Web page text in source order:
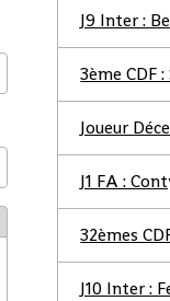
J9 Inter :
3ème CDF
Joueur
J1 FA :
32èmes
J10 Inter :